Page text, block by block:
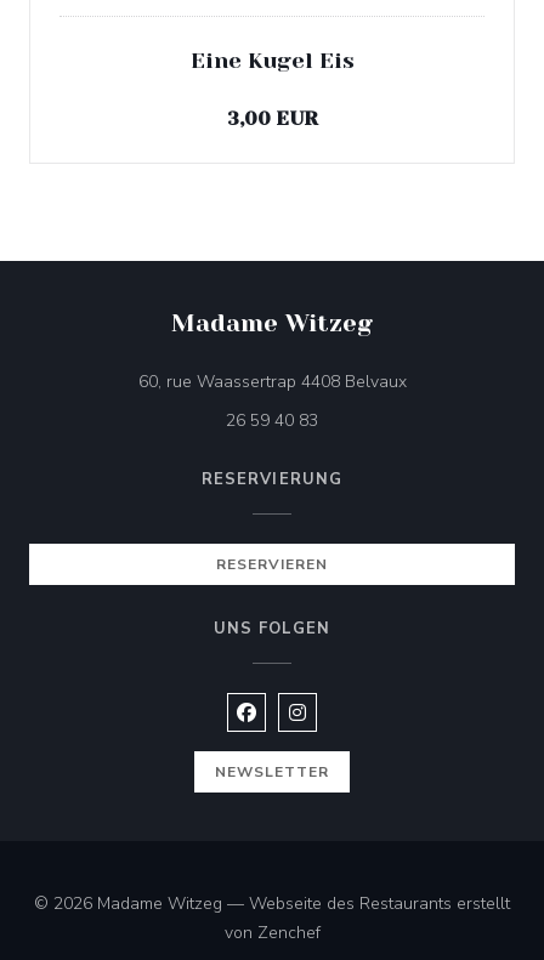
Eine Kugel Eis
3,00 EUR
Madame Witzeg
60, rue Waassertrap 4408 Belvaux((öffnet ein neues
26 59 40 83
RESERVIERUNG
RESERVIEREN
UNS FOLGEN
Facebook ((öffnet ein neues
Instagram ((öffnet ein neues
NEWSLETTER
© 2026 Madame Witzeg — Webseite des Restaurants erstellt
von Zenchef((öffnet ein neues Fenster))